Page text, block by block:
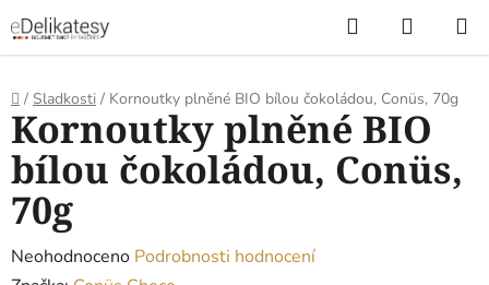
na
obsah
Hledat
KOŠÍK
Domů
/ Sladkosti / Kornoutky plněné BIO bílou čokoládou, Conüs, 70g
Kornoutky plněné BIO
bílou čokoládou, Conüs,
70g
Průměrné
Neohodnoceno Podrobnosti hodnocení